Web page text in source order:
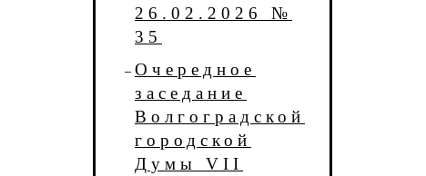
26.02.2026 №
35
Очередное
заседание
Волгоградской
городской
Думы VII